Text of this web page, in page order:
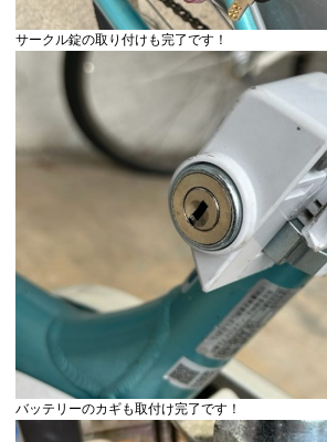
サークル錠の取り付けも完了です！
バッテリーのカギも取付け完了です！